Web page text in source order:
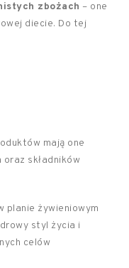
zbożach – one
diecie. Do tej
mają one
składników
planie żywieniowym
styl życia i
celów